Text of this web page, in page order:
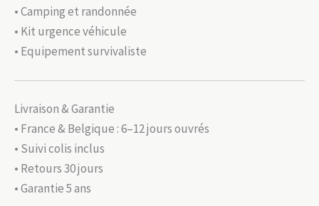
• Camping et randonnée
• Kit urgence véhicule
• Equipement survivaliste
Livraison & Garantie
• France & Belgique : 6–12 jours ouvrés
• Suivi colis inclus
• Retours 30 jours
• Garantie 5 ans